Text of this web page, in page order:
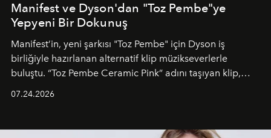
Manifest ve Dyson'dan "Toz Pembe"ye
Yepyeni Bir Dokunuş
Manifest’in, yeni şarkısı "Toz Pembe" için Dyson iş
birliğiyle hazırlanan alternatif klip müzikseverlerle
buluştu. “Toz Pembe Ceramic Pink” adını taşıyan klip,
unsurlarından biri olarak öne çıkıyor.
07.24.2026